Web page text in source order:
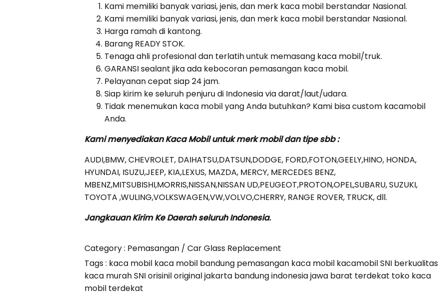
Kami memiliki banyak variasi, jenis, dan merk kaca mobil berstandar Nasional.
Kami memiliki banyak variasi, jenis, dan merk kaca mobil berstandar Nasional.
Harga ramah di kantong.
Barang READY STOK.
Tenaga ahli profesional dan terlatih untuk memasang kaca mobil/truk.
GARANSI sealant jika ada kebocoran pemasangan kaca mobil.
Pelayanan cepat siap 24 jam.
Siap kirim ke seluruh penjuru di Indonesia via darat/laut/udara.
Tidak menemukan kaca mobil yang Anda butuhkan? Kami bisa custom kacamobil
Anda.
Kami menyediakan Kaca Mobil untuk merk mobil dan tipe sbb :
AUDI,BMW, CHEVROLET, DAIHATSU,DATSUN,DODGE, FORD,FOTON,GEELY,HINO, HONDA,
HYUNDAI, ISUZU,JEEP, KIA,LEXUS, MAZDA, MERCY, MERCEDES BENZ,
MBENZ,MITSUBISHI,MORRIS,NISSAN,NISSAN UD,PEUGEOT,PROTON,OPEL,SUBARU, SUZUKI,
TOYOTA ,WULING,VOLKSWAGEN,VW,VOLVO,CHERRY, RANGE ROVER, TRUCK, dll.
Jangkauan Kirim Ke Daerah seluruh Indonesia.
Category : Pemasangan / Car Glass Replacement
Tags : kaca mobil kaca mobil bandung pemasangan kaca mobil kacamobil SNI berkualitas
kaca murah SNI orisinil original jakarta bandung indonesia jawa barat terdekat toko kaca
mobil terdekat